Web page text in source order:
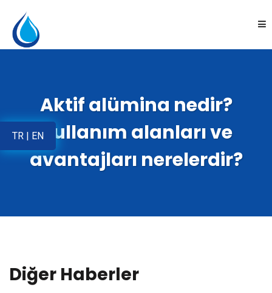
Kurumsal
Ürünler
TR | EN
Aktif alümina nedir?
Kullanım alanları ve
avantajları nerelerdir?
Diğer Haberler